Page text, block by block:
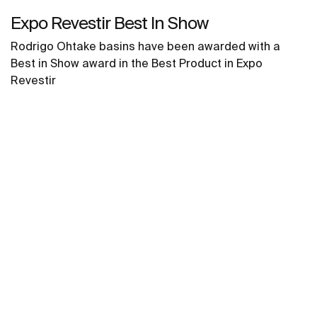
Expo Revestir Best In Show
Rodrigo Ohtake basins have been awarded with a
Best in Show award in the Best Product in Expo
Revestir